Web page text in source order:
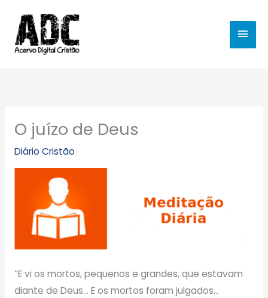
para
conteúdo
O juízo de Deus
Diário Cristão
“E vi os mortos, pequenos e grandes, que estavam
diante de Deus… E os mortos foram julgados…